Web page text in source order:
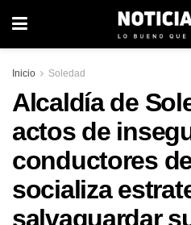
Inicio Soledad
Alcaldía de
actos de
conductores
socializa
salvaguardar